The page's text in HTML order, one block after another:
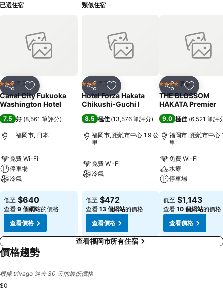
已選住宿
分享 放到收藏夾
3 星級酒店
Canal City Fukuoka
Washington Hotel
7.5 好 (8,561 筆評分)
福岡市, 日本
免費 Wi-Fi
停車場
冷氣
低至 $640
查看 9 個網站的價格
查看價格
類似住宿
分享 放到收藏夾
3 星級酒店
Hotel Forza Hakata
Chikushi-Guchi Ⅰ
8.5 極佳 (13,576 筆評分)
福岡市, 距離市中心 1.9 公
里
免費 Wi-Fi
冷氣
低至 $472
查看 13 個網站的價格
查看價格
分享 放到收藏
4 星級 酒店
THE BLOSSOM
HAKATA Premier
9.0 極佳 (6,521 筆評
福岡市, 距離市中心
里
免費 Wi-Fi
水療
停車場
低至 $1,143
查看 10 個網站的價格
查看價格
查看福岡市所有住宿
價格趨勢
根據 trivago 過去 30 天的最低價格
$0